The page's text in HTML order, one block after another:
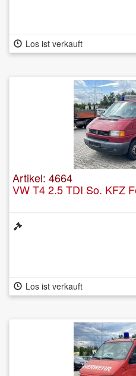
Los ist verkauft
Artikel: 4664
VW T4 2.5 TDI So. KFZ
Los ist verkauft